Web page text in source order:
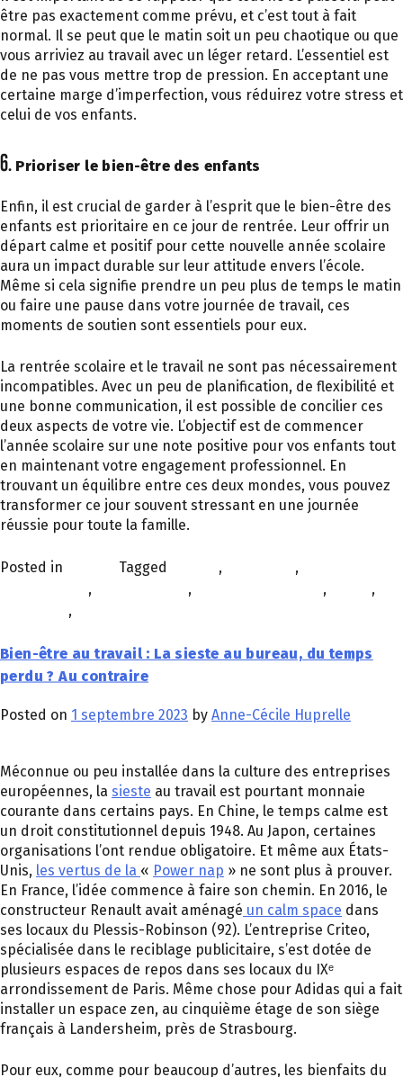
être pas exactement comme prévu, et c’est tout à fait
normal. Il se peut que le matin soit un peu chaotique ou que
vous arriviez au travail avec un léger retard. L’essentiel est
de ne pas vous mettre trop de pression. En acceptant une
certaine marge d’imperfection, vous réduirez votre stress et
celui de vos enfants.
6. Prioriser le bien-être des enfants
Enfin, il est crucial de garder à l’esprit que le bien-être des
enfants est prioritaire en ce jour de rentrée. Leur offrir un
départ calme et positif pour cette nouvelle année scolaire
aura un impact durable sur leur attitude envers l’école.
Même si cela signifie prendre un peu plus de temps le matin
ou faire une pause dans votre journée de travail, ces
moments de soutien sont essentiels pour eux.
La rentrée scolaire et le travail ne sont pas nécessairement
incompatibles. Avec un peu de planification, de flexibilité et
une bonne communication, il est possible de concilier ces
deux aspects de votre vie. L’objectif est de commencer
l’année scolaire sur une note positive pour vos enfants tout
en maintenant votre engagement professionnel. En
trouvant un équilibre entre ces deux mondes, vous pouvez
transformer ce jour souvent stressant en une journée
réussie pour toute la famille.
Posted in Tagged , ,
, , , ,
,
Bien-être au travail : La sieste au bureau, du temps
perdu ? Au contraire
Posted on 1 septembre 2023 by Anne-Cécile Huprelle
Méconnue ou peu installée dans la culture des entreprises
européennes, la sieste au travail est pourtant monnaie
courante dans certains pays. En Chine, le temps calme est
un droit constitutionnel depuis 1948. Au Japon, certaines
organisations l’ont rendue obligatoire. Et même aux États-
Unis, les vertus de la « Power nap » ne sont plus à prouver.
En France, l’idée commence à faire son chemin. En 2016, le
constructeur Renault avait aménagé un calm space dans
ses locaux du Plessis-Robinson (92). L’entreprise Criteo,
spécialisée dans le reciblage publicitaire, s’est dotée de
plusieurs espaces de repos dans ses locaux du IXᵉ
arrondissement de Paris. Même chose pour Adidas qui a fait
installer un espace zen, au cinquième étage de son siège
français à Landersheim, près de Strasbourg.
Pour eux, comme pour beaucoup d’autres, les bienfaits du